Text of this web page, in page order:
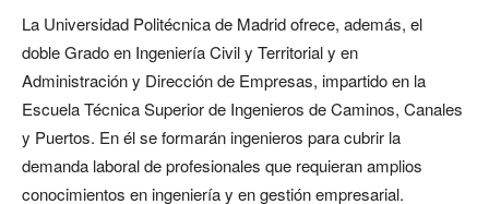
La Universidad Politécnica de Madrid ofrece, además, el
doble Grado en Ingeniería Civil y Territorial y en
Administración y Dirección de Empresas, impartido en la
Escuela Técnica Superior de Ingenieros de Caminos, Canales
y Puertos. En él se formarán ingenieros para cubrir la
demanda laboral de profesionales que requieran amplios
conocimientos en ingeniería y en gestión empresarial.